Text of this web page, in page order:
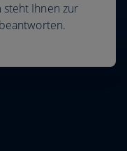
Ihnen zur